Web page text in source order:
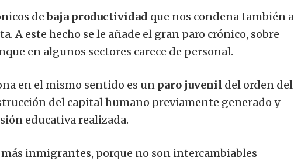
debaja productividad que nos condena también a
A este hecho se le añade el gran paro crónico, sobre
en algunos sectores carece de personal.
en el mismo sentido es un paro juvenil del orden del
del capital humano previamente generado y
educativa realizada.
más inmigrantes, porque no son intercambiables